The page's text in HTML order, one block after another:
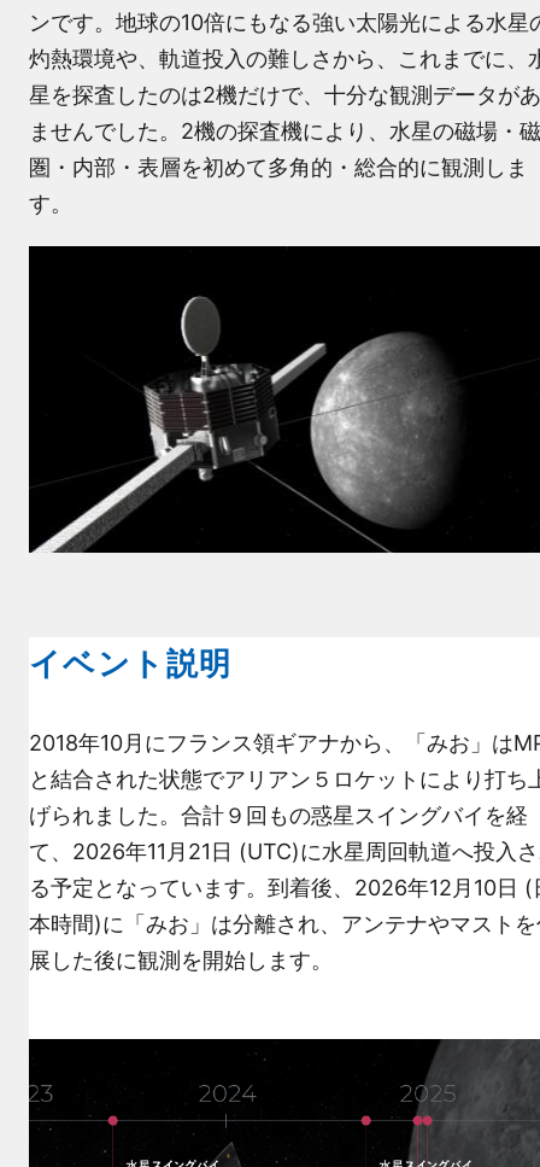
ンです。地球の10倍にもなる強い太陽光による水星
灼熱環境や、軌道投入の難しさから、これまでに、
星を探査したのは2機だけで、十分な観測データが
ませんでした。2機の探査機により、水星の磁場・
圏・内部・表層を初めて多角的・総合的に観測しま
す。
イベント説明
2018年10月にフランス領ギアナから、「みお」は
と結合された状態でアリアン５ロケットにより打ち
げられました。合計９回もの惑星スイングバイを経
て、2026年11月21日 (UTC)に水星周回軌道へ投入
る予定となっています。到着後、2026年12月10日 (
本時間)に「みお」は分離され、アンテナやマスト
展した後に観測を開始します。